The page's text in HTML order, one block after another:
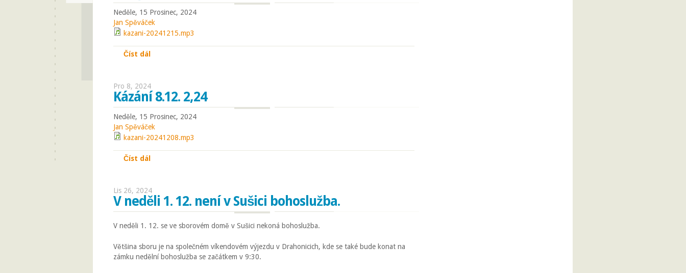
Neděle, 15 Prosinec, 2024
Jan Spěváček
kazani-20241215.mp3
Číst dál
Pro 8, 2024
Kázání 8.12. 2,24
Neděle, 15 Prosinec, 2024
Jan Spěváček
kazani-20241208.mp3
Číst dál
Lis 26, 2024
V neděli 1. 12. není v Sušici bohoslužba.
V neděli 1. 12. se ve sborovém domě v Sušici nekoná bohoslužba.
Většina sboru je na společném víkendovém výjezdu v Drahonicich, kde se také bude konat na
zámku nedělní bohoslužba se začátkem v 9:30.